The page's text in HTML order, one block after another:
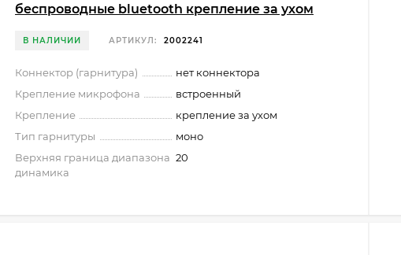
беспроводные bluetooth крепление за ухом
В НАЛИЧИИ АРТИКУЛ: 2002241
Коннектор (гарнитура)
нет коннектора
Крепление микрофона
встроенный
Крепление
крепление за ухом
Тип гарнитуры
моно
Верхняя граница диапазона
динамика
20